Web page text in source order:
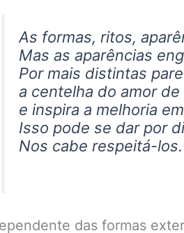
As formas, ritos,
Mas as aparências
Por mais distintas
a centelha do amor
e inspira a melhoria
Isso pode se dar por
Nos cabe respeitá-los.
das formas